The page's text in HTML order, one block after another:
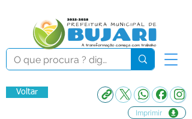
Voltar
Imprimir